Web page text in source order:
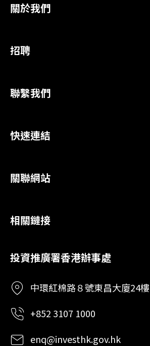
關於我們
招聘
聯繫我們
快速連結
關聯網站
相關鏈接
投資推廣署香港辦事處
中環紅棉路８號東昌大廈24樓
+852 3107 1000
enq@investhk.gov.hk